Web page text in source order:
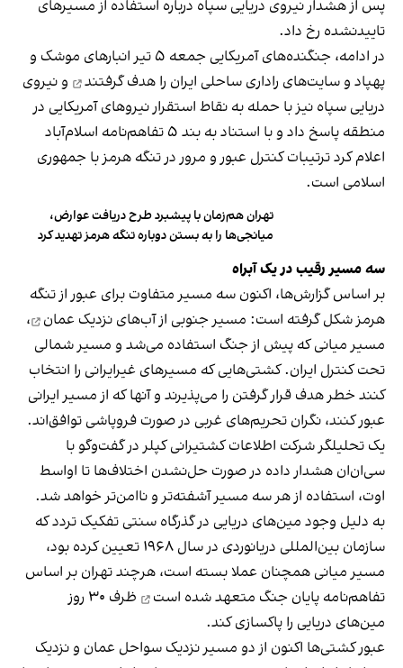
پس از هشدار نیروی دریایی سپاه درباره استفاده از مسیرهای
تاییدنشده رخ داد.
در ادامه، جنگنده‌های آمریکایی جمعه ۵ تیر انبارهای موشک و
پهپاد و سایت‌های راداری ساحلی ایران را هدف گرفتند
و نیروی
دریایی سپاه نیز با حمله به نقاط استقرار نیروهای آمریکایی در
منطقه پاسخ داد و با استناد به بند ۵ تفاهم‌نامه اسلام‌آباد
اعلام کرد ترتیبات کنترل عبور و مرور در تنگه هرمز با جمهوری
اسلامی است.
تهران هم‌زمان با پیشبرد طرح دریافت عوارض،
میانجی‌ها را به بستن دوباره تنگه هرمز تهدید کرد
سه مسیر رقیب در یک آبراه
بر اساس گزارش‌ها، اکنون سه مسیر متفاوت برای عبور از تنگه
هرمز شکل گرفته است: مسیر جنوبی ازآب‌های نزدیک عمان
،
مسیر میانی که پیش از جنگ استفاده می‌شد و مسیر شمالی
تحت کنترل ایران. کشتی‌هایی که مسیرهای غیرایرانی را انتخاب
کنند خطر هدف قرار گرفتن را می‌پذیرند و آنها که از مسیر ایرانی
عبور کنند، نگران تحریم‌های غربی در صورت فروپاشی توافق‌اند.
یک تحلیلگر شرکت اطلاعات کشتیرانی کپلر در گفت‌و‌گو با
سی‌ان‌ان هشدار داده در صورت حل‌نشدن اختلاف‌ها تا اواسط
اوت، استفاده از هر سه مسیر آشفته‌تر و ناامن‌تر خواهد شد.
به دلیل وجود مین‌های دریایی در گذرگاه سنتی تفکیک تردد که
سازمان بین‌المللی دریانوردی در سال ۱۹۶۸ تعیین کرده بود،
مسیر میانی همچنان عملا بسته است، هرچند تهران بر اساس
تفاهم‌نامه پایان جنگ متعهد شده است
ظرف ۳۰ روز
مین‌های دریایی را پاکسازی کند.
عبور کشتی‌ها اکنون از دو مسیر نزدیک سواحل عمان و نزدیک